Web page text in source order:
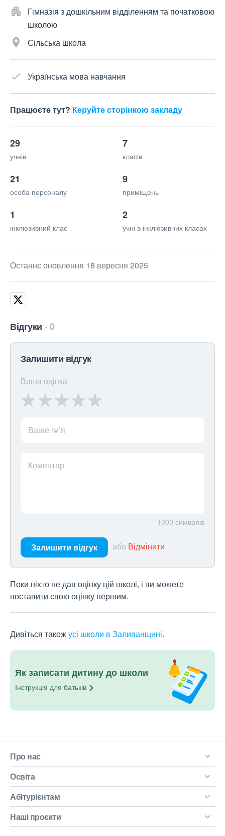
Гімназія з дошкільним відділенням та початковою
школою
Сільська школа
Українська мова навчання
Працюєте тут? Керуйте сторінкою закладу
29
учнів
7
класів
21
особа персоналу
9
приміщень
1
інклюзивний клас
2
учні в інклюзивних класах
Останнє оновлення 18 вересня 2025
Відгуки 0
Залишити відгук
Ваша оцінка
Ваше ім’я
Коментар
1000 символів
Залишити відгук або Відмінити
Поки ніхто не дав оцінку цій школі, і ви можете
поставити свою оцінку першим.
Дивіться такожусі школи в Заливанщині.
Як записати дитину до школи
Інструкція для батьків
Про нас
Освіта
Абітурієнтам
Наші проєкти